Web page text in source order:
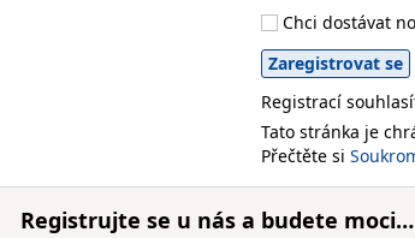
Chci dostávat
Registrací
Tato stránka je
Přečtěte si
Registrujte se u nás a budete moci…